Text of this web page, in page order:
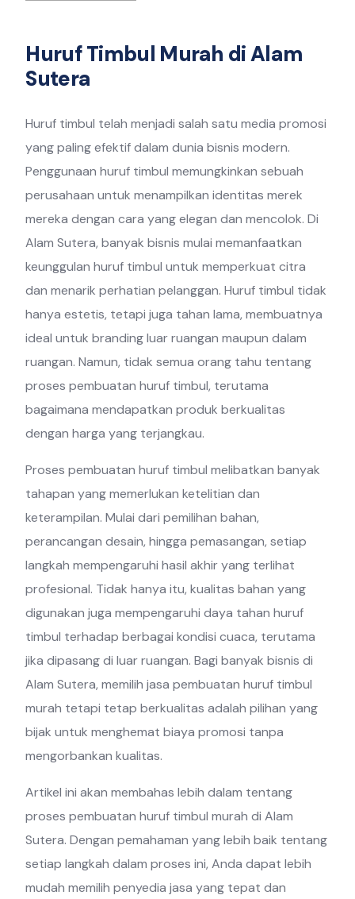
Huruf Timbul Murah di Alam
Sutera
Huruf timbul telah menjadi salah satu media promosi
yang paling efektif dalam dunia bisnis modern.
Penggunaan huruf timbul memungkinkan sebuah
perusahaan untuk menampilkan identitas merek
mereka dengan cara yang elegan dan mencolok. Di
Alam Sutera, banyak bisnis mulai memanfaatkan
keunggulan huruf timbul untuk memperkuat citra
dan menarik perhatian pelanggan. Huruf timbul tidak
hanya estetis, tetapi juga tahan lama, membuatnya
ideal untuk branding luar ruangan maupun dalam
ruangan. Namun, tidak semua orang tahu tentang
proses pembuatan huruf timbul, terutama
bagaimana mendapatkan produk berkualitas
dengan harga yang terjangkau.
Proses pembuatan huruf timbul melibatkan banyak
tahapan yang memerlukan ketelitian dan
keterampilan. Mulai dari pemilihan bahan,
perancangan desain, hingga pemasangan, setiap
langkah mempengaruhi hasil akhir yang terlihat
profesional. Tidak hanya itu, kualitas bahan yang
digunakan juga mempengaruhi daya tahan huruf
timbul terhadap berbagai kondisi cuaca, terutama
jika dipasang di luar ruangan. Bagi banyak bisnis di
Alam Sutera, memilih jasa pembuatan huruf timbul
murah tetapi tetap berkualitas adalah pilihan yang
bijak untuk menghemat biaya promosi tanpa
mengorbankan kualitas.
Artikel ini akan membahas lebih dalam tentang
proses pembuatan huruf timbul murah di Alam
Sutera. Dengan pemahaman yang lebih baik tentang
setiap langkah dalam proses ini, Anda dapat lebih
mudah memilih penyedia jasa yang tepat dan